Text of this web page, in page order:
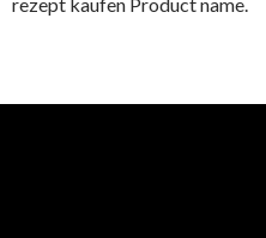
rezept kaufen Product name.